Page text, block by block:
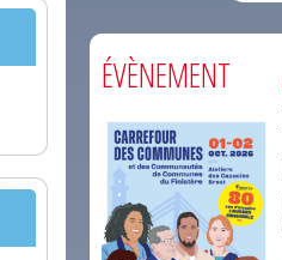
ÉVÈNEMENT